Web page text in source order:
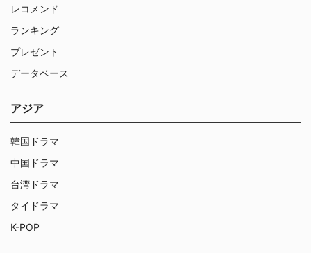
レコメンド
ランキング
プレゼント
データベース
アジア
韓国ドラマ
中国ドラマ
台湾ドラマ
タイドラマ
K-POP